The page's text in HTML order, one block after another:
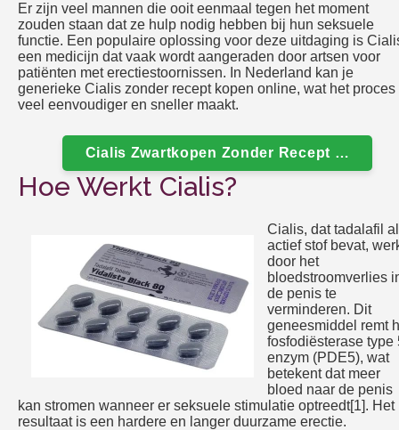
Er zijn veel mannen die ooit eenmaal tegen het moment
zouden staan dat ze hulp nodig hebben bij hun seksuele
functie. Een populaire oplossing voor deze uitdaging is
een medicijn dat vaak wordt aangeraden door artsen voor
patiënten met erectiestoornissen. In Nederland kan je
generieke Cialis zonder recept kopen online, wat het proces
veel eenvoudiger en sneller maakt.
Cialis Zwartkopen Zonder Recept Online
Hoe Werkt Cialis?
Cialis, dat tadalafil
actief stof bevat,
door het
bloedstroomverlies
de penis te
verminderen. Dit
geneesmiddel remt
fosfodiësterase type
enzym (PDE5), wat
betekent dat meer
bloed naar de penis
kan stromen wanneer er seksuele stimulatie optreedt[1]. Het
resultaat is een hardere en langer duurzame erectie.